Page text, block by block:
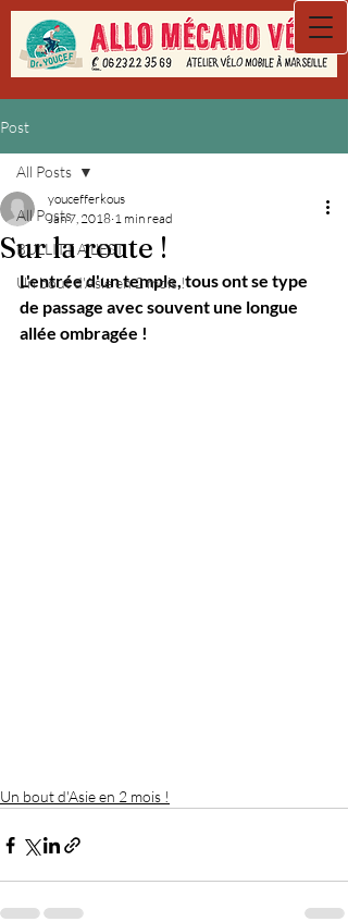
Post
All Posts
BULLITT A L'EST
Un bout d'Asie en 2 mois !
All Posts
Sur la route !
youcefferkous
Jan 7, 2018 1 min read
L'entrée d'un temple, tous ont se type
de passage avec souvent une longue
allée ombragée !
Un bout d'Asie en 2 mois !